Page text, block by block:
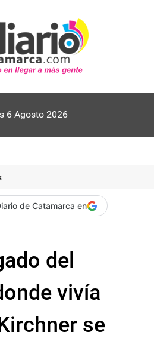
6 Agosto 2026
de Catamarca en
del
vivía
se